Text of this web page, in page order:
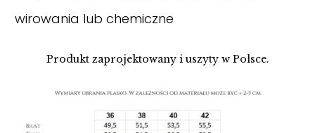
wirowania lub chemiczne
Produkt zaprojektowany i uszyty w Polsce.